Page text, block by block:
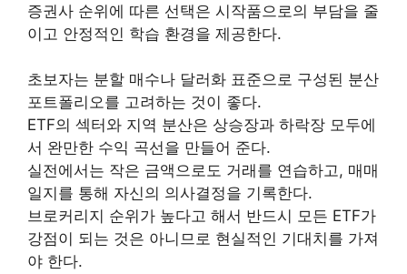
증권사 순위에 따른 선택은 시작품으로의 부담을 줄
이고 안정적인 학습 환경을 제공한다.
초보자는 분할 매수나 달러화 표준으로 구성된 분산
포트폴리오를 고려하는 것이 좋다.
ETF의 섹터와 지역 분산은 상승장과 하락장 모두에
서 완만한 수익 곡선을 만들어 준다.
실전에서는 작은 금액으로도 거래를 연습하고, 매매
일지를 통해 자신의 의사결정을 기록한다.
브로커리지 순위가 높다고 해서 반드시 모든 ETF가
강점이 되는 것은 아니므로 현실적인 기대치를 가져
야 한다.